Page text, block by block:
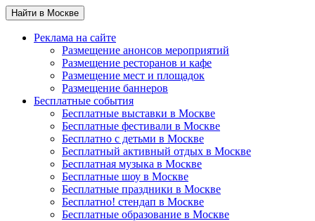
Найти в Москве
Реклама на сайте
Размещение анонсов мероприятий
Размещение ресторанов и кафе
Размещение мест и площадок
Размещение баннеров
Бесплатные события
Бесплатные выставки в Москве
Бесплатные фестивали в Москве
Бесплатно с детьми в Москве
Бесплатный активный отдых в Москве
Бесплатная музыка в Москве
Бесплатные шоу в Москве
Бесплатные праздники в Москве
Бесплатно! стендап в Москве
Бесплатные образование в Москве